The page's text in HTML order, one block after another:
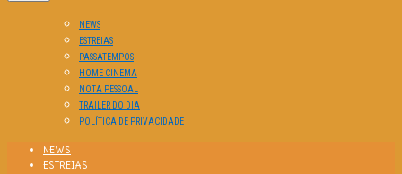
NEWS
ESTREIAS
PASSATEMPOS
HOME CINEMA
NOTA PESSOAL
TRAILER DO DIA
POLÍTICA DE PRIVACIDADE
NEWS
ESTREIAS